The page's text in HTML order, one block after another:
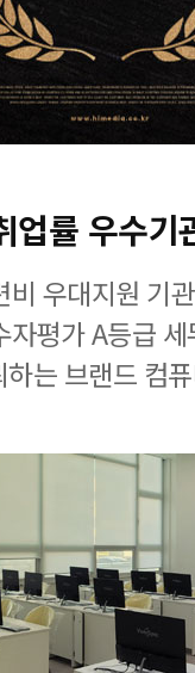
업률 우수기
비 우대지원 기관
평가 A등급
는 브랜드 컴